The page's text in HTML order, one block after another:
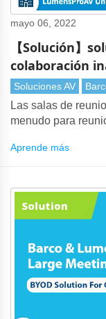
mayo 06, 2022
【Solución】
colaboración
Soluciones AV
Las salas de
menudo para
inteligente de la
Aprende más